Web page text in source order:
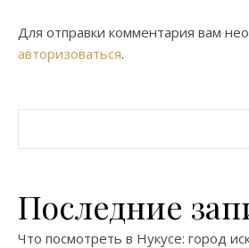
Для отправки комментария вам
авторизоваться.
Последние
Что посмотреть в Нукусе: город